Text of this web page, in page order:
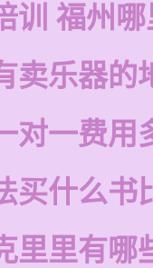
训 福州
卖乐器的
对一费用
买什么书
里里有哪